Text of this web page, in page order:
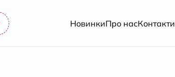
НовинкиПро насКонтакти